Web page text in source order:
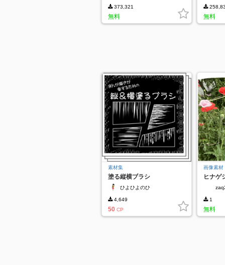
373,321
無料 無料
素材集
塗る縦横ブラシ
ひよひよのひ
4,649
50 CP
画像素材
ヒナゲ
1
無料